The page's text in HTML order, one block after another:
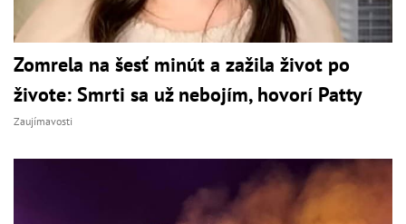
Zomrela na šesť minút a zažila život po
živote: Smrti sa už nebojím, hovorí Patty
Zaujímavosti